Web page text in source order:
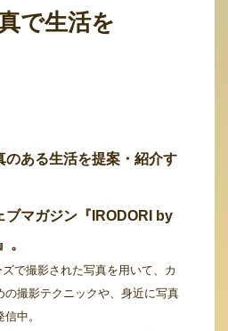
で生活を
のある生活を提案・紹介す
ブマガジン『IRODORI by
。
で撮影された写真を用いて、カ
の撮影テクニックや、身近に写真
中。